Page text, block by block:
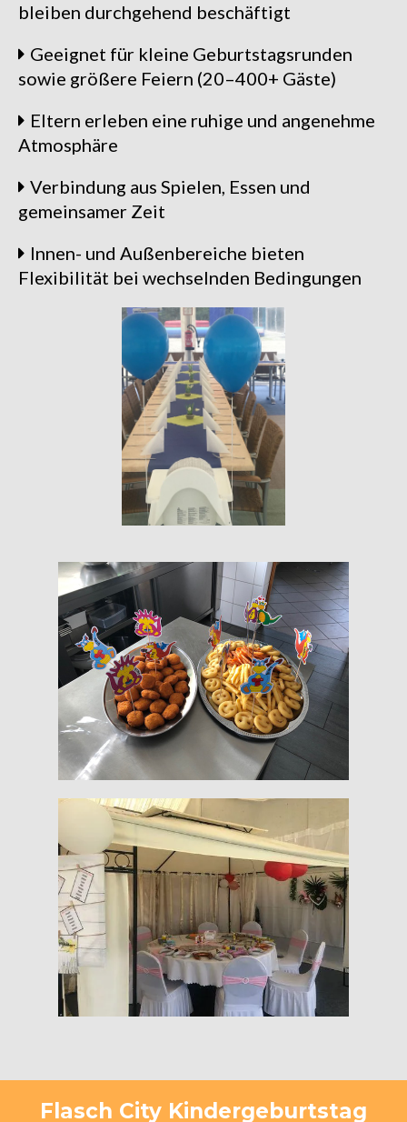
bleiben durchgehend beschäftigt
Geeignet für kleine Geburtstagsrunden
sowie größere Feiern (20–400+ Gäste)
Eltern erleben eine ruhige und angenehme
Atmosphäre
Verbindung aus Spielen, Essen und
gemeinsamer Zeit
Innen- und Außenbereiche bieten
Flexibilität bei wechselnden Bedingungen
Flasch City Kindergeburtstag